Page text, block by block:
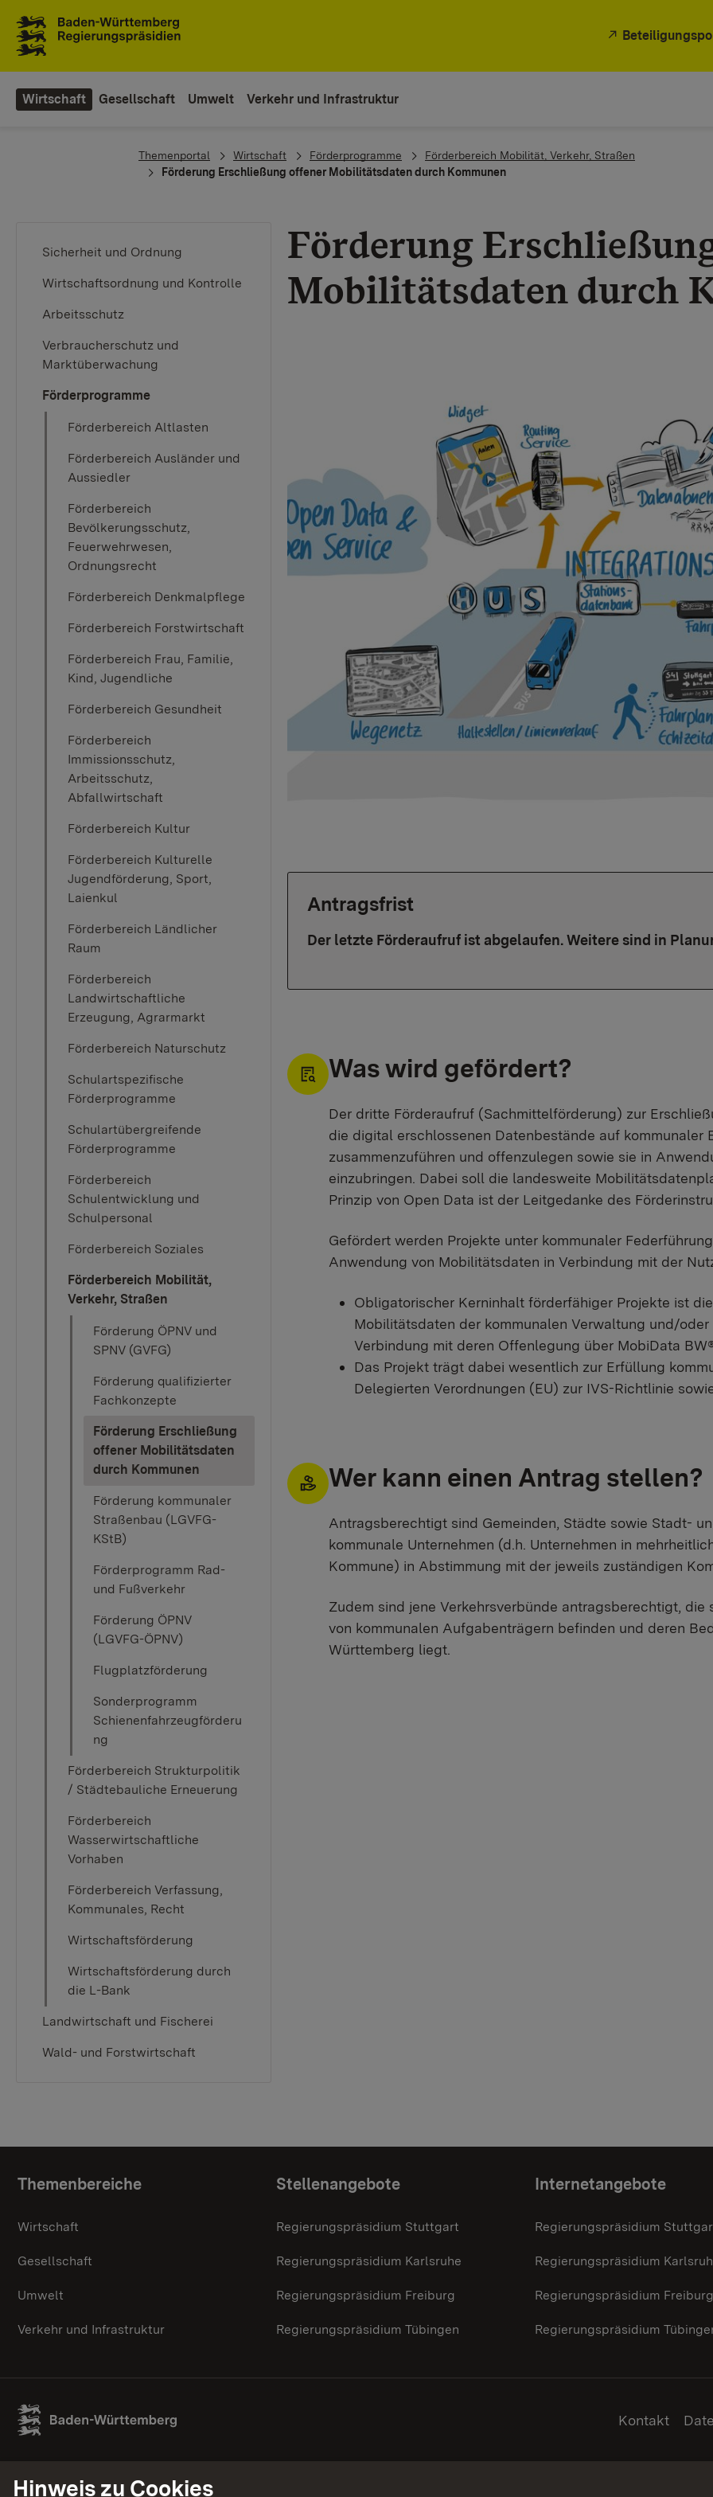
Wirtschaft Gesellschaft Umwelt Verkehr und Infrastruktur
You are here:
Themenportal Wirtschaft Förderprogramme
Förderbereich Mobilität, Verkehr, Straßen
Förderung Erschließung offener Mobilitätsdaten durch Kommunen
Sicherheit und Ordnung
Wirtschaftsordnung und Kontrolle
Arbeitsschutz
Verbraucherschutz und
Marktüberwachung
Förderprogramme
Förderbereich Altlasten
Förderbereich Ausländer und
Aussiedler
Förderbereich
Bevölkerungsschutz,
Feuerwehrwesen,
Ordnungsrecht
Förderbereich Denkmalpflege
Förderbereich Forstwirtschaft
Förderbereich Frau, Familie,
Kind, Jugendliche
Förderbereich Gesundheit
Förderbereich
Immissionsschutz,
Arbeitsschutz,
Abfallwirtschaft
Förderbereich Kultur
Förderbereich Kulturelle
Jugendförderung, Sport,
Laienkul
Förderbereich Ländlicher
Raum
Förderbereich
Landwirtschaftliche
Erzeugung, Agrarmarkt
Förderbereich Naturschutz
Schulartspezifische
Förderprogramme
Schulartübergreifende
Förderprogramme
Förderbereich
Schulentwicklung und
Schulpersonal
Förderbereich Soziales
Förderbereich Mobilität,
Verkehr, Straßen
Förderung ÖPNV und
SPNV (GVFG)
Förderung qualifizierter
Fachkonzepte
Förderung Erschließung
offener Mobilitätsdaten
durch Kommunen
Förderung kommunaler
Straßenbau (LGVFG-
KStB)
Förderprogramm Rad-
und Fußverkehr
Förderung ÖPNV
(LGVFG-ÖPNV)
Flugplatzförderung
Sonderprogramm
Schienenfahrzeugförderu
ng
Förderbereich Strukturpolitik
/ Städtebauliche Erneuerung
Förderbereich
Wasserwirtschaftliche
Vorhaben
Förderbereich Verfassung,
Kommunales, Recht
Wirtschaftsförderung
Wirtschaftsförderung durch
die L-Bank
Landwirtschaft und Fischerei
Wald- und Forstwirtschaft
Förderung
Mobilitätsdaten durch
Antragsfrist
Der letzte Förderaufruf ist abgelaufen. Weitere sind in
Was wird gefördert?
Der dritte Förderaufruf (Sachmittelförderung) zur
die digital erschlossenen Datenbestände auf kommunaler
zusammenzuführen und offenzulegen sowie sie in
einzubringen. Dabei soll die landesweite
Prinzip von Open Data ist der Leitgedanke des
Gefördert werden Projekte unter kommunaler
Anwendung von Mobilitätsdaten in Verbindung mit der
Obligatorischer Kerninhalt förderfähiger Projekte ist
Mobilitätsdaten der kommunalen Verwaltung und/
Verbindung mit deren Offenlegung über MobiData
Das Projekt trägt dabei wesentlich zur Erfüllung
Delegierten Verordnungen (EU) zur IVS-Richtlinie
Wer kann einen Antrag stellen?
Antragsberechtigt sind Gemeinden, Städte sowie Stadt-
kommunale Unternehmen (d.h. Unternehmen in
Kommune) in Abstimmung mit der jeweils zuständigen
Zudem sind jene Verkehrsverbünde antragsberechtigt,
von kommunalen Aufgabenträgern befinden und deren
Württemberg liegt.
Themenübersicht
Themenbereiche
Wirtschaft
Gesellschaft
Umwelt
Verkehr und Infrastruktur
Stellenangebote
Regierungspräsidium Stuttgart
Regierungspräsidium Karlsruhe
Regierungspräsidium Freiburg
Regierungspräsidium Tübingen
Internetangebote
Regierungspräsidium
Regierungspräsidium
Regierungspräsidium Freiburg
Regierungspräsidium
Kontakt
Hinweis zu Cookies